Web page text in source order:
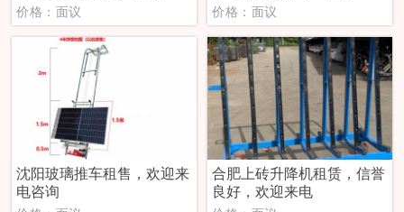
价格：面议 价格：面议
沈阳玻璃推车租售，欢迎来
电咨询
合肥上砖升降机租赁，信誉
良好，欢迎来电